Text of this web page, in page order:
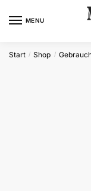
MENU
Start / Shop /